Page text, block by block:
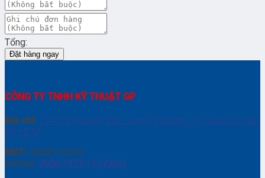
Tổng:
Đặt hàng ngay
CÔNG TY TNHH KỸ THUẬT GP
Địa chỉ: 274/75 Nguyễn Văn Lượng, Phường 17, Quận Gò Vấp,
TP. HCM
MST: 0309115165
Hotline: 0906 7373 15 (Zalo)